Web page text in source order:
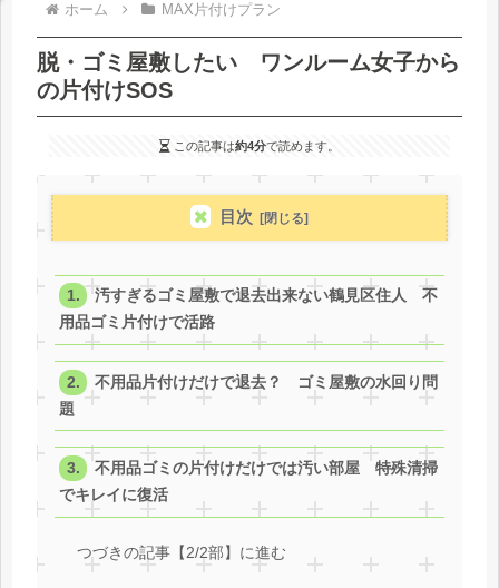
ホーム MAX片付けプラン
脱・ゴミ屋敷したい ワンルーム女子から
の片付けSOS
この記事は約4分で読めます。
目次
汚すぎるゴミ屋敷で退去出来ない鶴見区住人 不
用品ゴミ片付けで活路
不用品片付けだけで退去？ ゴミ屋敷の水回り問
題
不用品ゴミの片付けだけでは汚い部屋 特殊清掃
でキレイに復活
つづきの記事【2/2部】に進む